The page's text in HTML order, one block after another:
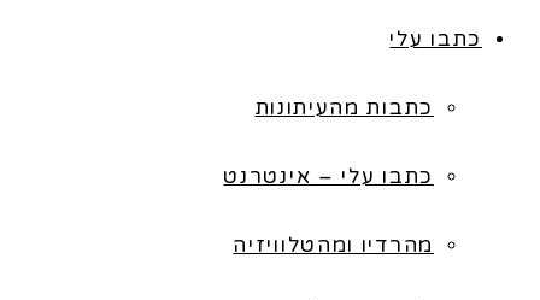
כתבו עלי
כתבות מהעיתונות
כתבו עלי – אינטרנט
מהרדיו ומהטלוויזיה